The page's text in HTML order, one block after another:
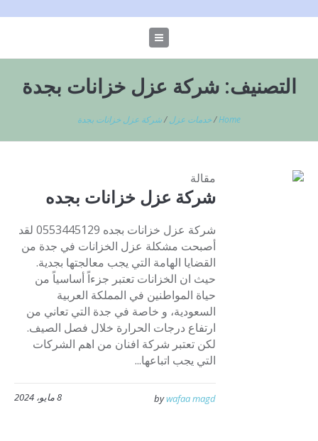
التصنيف:شركة عزل خزانات بجدة
Home
/خدمات عزل /شركة عزل خزانات بجدة
مقالة
شركة عزل خزانات بجده
شركة عزل خزانات بجده 0553445129 لقد
أصبحت مشكلة عزل الخزانات في جدة من
القضايا الهامة التي يجب معالجتها بجدية.
حيث ان الخزانات تعتبر جزءاً أساسياً من
حياة المواطنين في المملكة العربية
السعودية، و خاصة في جدة التي تعاني من
ارتفاع درجات الحرارة خلال فصل الصيف.
لكن تعتبر شركة افنان من اهم الشركات
التي يجب اتباعها...
8 مايو، 2024 bywafaa magd